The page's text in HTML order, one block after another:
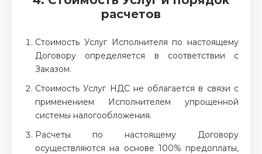
расчетов
Стоимость Услуг Исполнителя по настоящему
Договору определяется в соответствии с
Заказом.
Стоимость Услуг НДС не облагается в связи с
применением Исполнителем упрощенной
системы налогообложения.
Расчеты по настоящему Договору
осуществляются на основе 100% предоплаты,